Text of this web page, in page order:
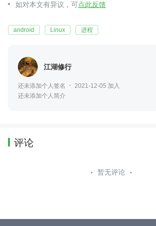
如对本文有异议，可点此反馈
android Linux 进程
江湖修行
还未添加个人签名
2021-12-05 加入
还未添加个人简介
评论
暂无评论